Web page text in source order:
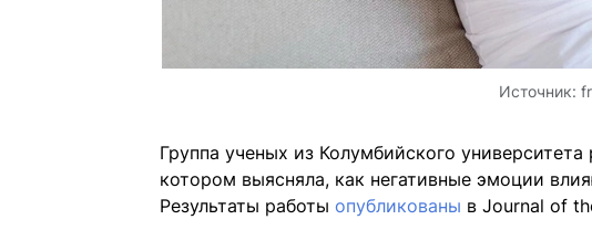
Источник:
Группа ученых из Колумбийского
котором выясняла, как негативные эмоции
Результаты работы опубликованы в Journal of